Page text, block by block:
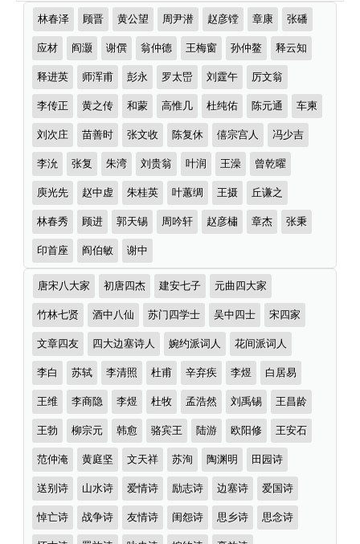
（精
首）
推
荐
作
者
林春泽 顾晋 黄公望 周尹潜 赵彦镗 章康 张磻
应材 阎灏 谢僎 翁仲德 王梅窗 孙仲鳌 释云知
释进英 师浑甫 彭永 罗太岊 刘霆午 厉文翁
李传正 黄之传 和蒙 高惟几 杜纯佑 陈元通 车柬
刘次庄 苗善时 张文收 陈复休 僖宗宫人 冯少吉
李沇 张复 朱湾 刘贵翁 叶润 王澡 曾乾曜
庾光先 赵中虚 朱桂英 叶蕙绸 王摄 丘谦之
林春秀 顾进 郭天锡 周吟轩 赵彦橚 章杰 张秉
印首座 阎伯敏 谢中
诗
词
分
类
唐宋八大家 初唐四杰 建安七子 元曲四大家
竹林七贤 酒中八仙 苏门四学士 吴中四士 宋四家
文章四友 四大边塞诗人 婉约派词人 花间派词人
李白 苏轼 李清照 杜甫 辛弃疾 李煜 白居易
王维 李商隐 李煜 杜牧 孟浩然 刘禹锡 王昌龄
王勃 柳宗元 韩愈 骆宾王 陆游 欧阳修 王安石
范仲淹 黄庭坚 文天祥 苏洵 陶渊明 田园诗
送别诗 山水诗 爱情诗 励志诗 边塞诗 爱国诗
悼亡诗 战争诗 友情诗 闺怨诗 思乡诗 思念诗